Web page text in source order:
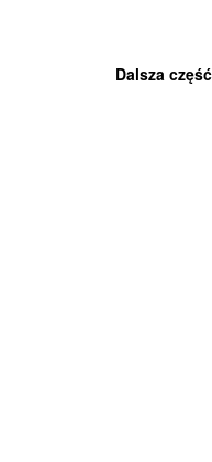
Dalsza